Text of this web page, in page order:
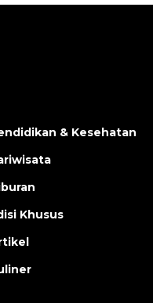
& Kesehatan
Khusus